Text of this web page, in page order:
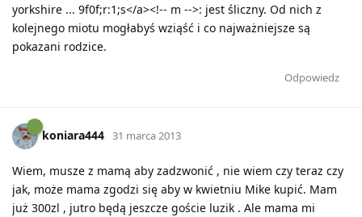
yorkshire ... 9f0f;r:1;s</a><!-- m -->: jest śliczny. Od nich z
kolejnego miotu mogłabyś wziąść i co najważniejsze są
pokazani rodzice.
Odpowiedz
koniara444 31 marca 2013
Wiem, musze z mamą aby zadzwonić , nie wiem czy teraz czy
jak, może mama zgodzi się aby w kwietniu Mike kupić. Mam
już 300zl , jutro będą jeszcze goście luzik . Ale mama mi